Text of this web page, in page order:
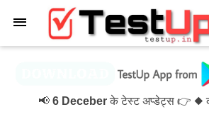
6 Deceberके टेस्ट अप्डेट्स 👉 ◆ करंट